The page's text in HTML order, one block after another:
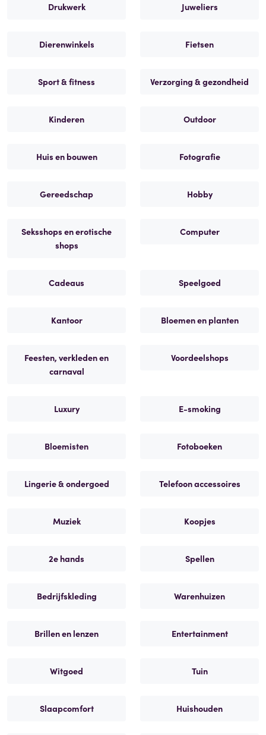
Drukwerk Juweliers
Dierenwinkels Fietsen
Sport & fitness Verzorging & gezondheid
Kinderen Outdoor
Huis en bouwen Fotografie
Gereedschap Hobby
Seksshops en erotische
shops
Computer
Cadeaus Speelgoed
Kantoor Bloemen en planten
Feesten, verkleden en
carnaval
Voordeelshops
Luxury E-smoking
Bloemisten Fotoboeken
Lingerie & ondergoed Telefoon accessoires
Muziek Koopjes
2e hands Spellen
Bedrijfskleding Warenhuizen
Brillen en lenzen Entertainment
Witgoed Tuin
Slaapcomfort Huishouden